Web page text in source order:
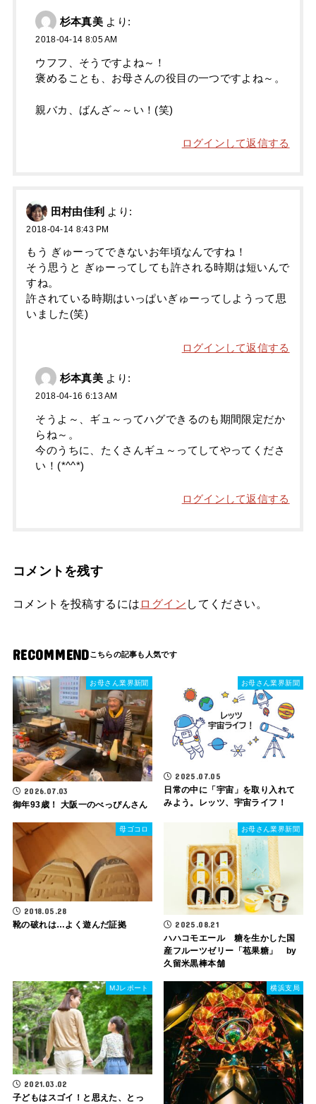
杉本真美 より:
2018-04-14 8:05 AM
ウフフ、そうですよね～！
褒めることも、お母さんの役目の一つですよね～。
親バカ、ばんざ～～い！(笑)
ログインして返信する
田村由佳利 より:
2018-04-14 8:43 PM
もう ぎゅーってできないお年頃なんですね！
そう思うと ぎゅーってしても許される時期は短いんで
すね。
許されている時期はいっぱいぎゅーってしようって思
いました(笑)
ログインして返信する
杉本真美 より:
2018-04-16 6:13 AM
そうよ～、ギュ～ってハグできるのも期間限定だか
らね～。
今のうちに、たくさんギュ～ってしてやってくださ
い！(*^^*)
ログインして返信する
コメントを残す
コメントを投稿するには ログイン してください。
RECOMMEND
お母さん業界新聞
2026.07.03
御年93歳！ 大阪一のべっぴんさん
お母さん業界新聞
2025.07.05
日常の中に「宇宙」を取り入れて
みよう。レッツ、宇宙ライフ！
母ゴコロ
2018.05.28
靴の破れは…よく遊んだ証拠
お母さん業界新聞
2025.08.21
ハハコモエール 糖を生かした国
産フルーツゼリー「苞果糖」 by
久留米黒棒本舗
MJレポート
2021.03.02
子どもはスゴイ！と思えた、とっ
横浜支局